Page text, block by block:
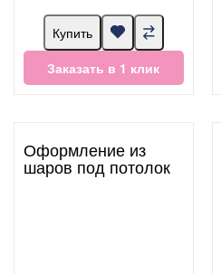
Купить
Заказать в 1 клик
Оформление из
шаров под потолок